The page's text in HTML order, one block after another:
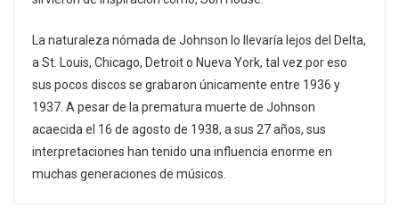
La naturaleza nómada de Johnson lo llevaría lejos del Delta,
a St. Louis, Chicago, Detroit o Nueva York, tal vez por eso
sus pocos discos se grabaron únicamente entre 1936 y
1937. A pesar de la prematura muerte de Johnson
acaecida el 16 de agosto de 1938, a sus 27 años, sus
interpretaciones han tenido una influencia enorme en
muchas generaciones de músicos.